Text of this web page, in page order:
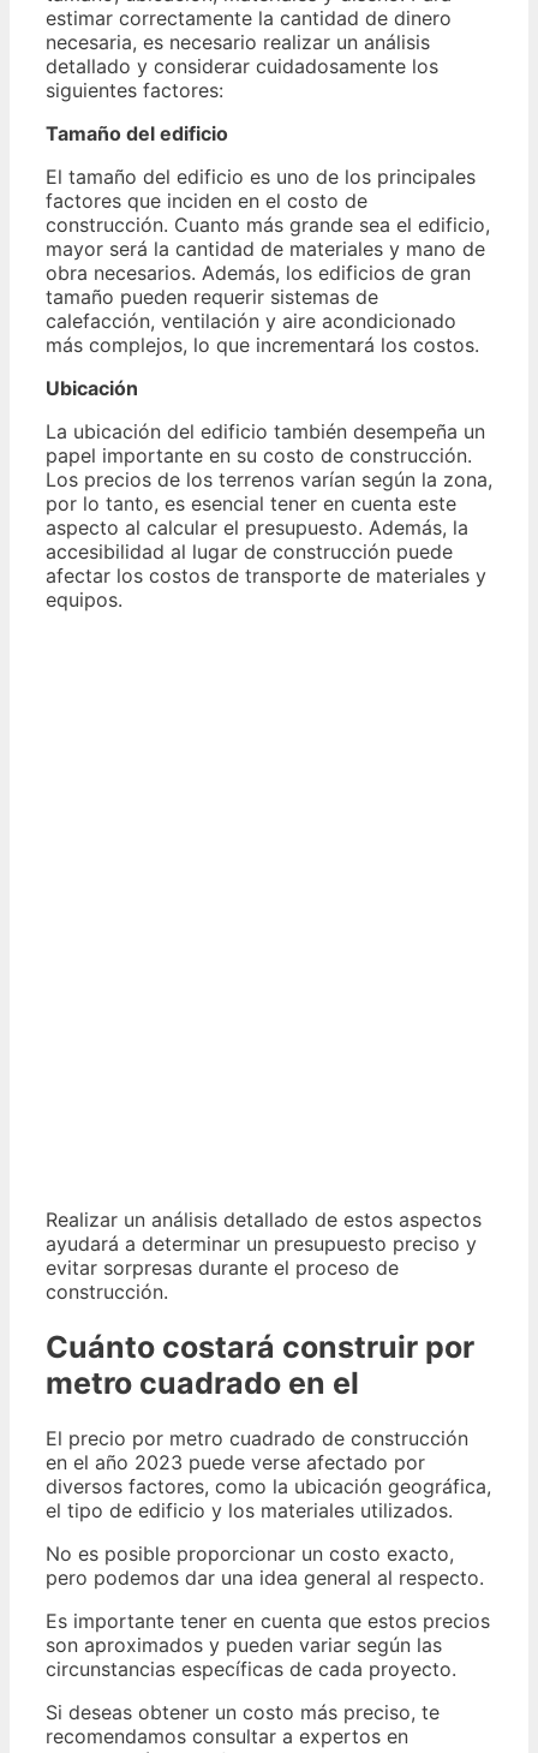
estimar correctamente la cantidad de dinero
necesaria, es necesario realizar un análisis
detallado y considerar cuidadosamente los
siguientes factores:
Tamaño del edificio
El tamaño del edificio es uno de los principales
factores que inciden en el costo de
construcción. Cuanto más grande sea el edificio,
mayor será la cantidad de materiales y mano de
obra necesarios. Además, los edificios de gran
tamaño pueden requerir sistemas de
calefacción, ventilación y aire acondicionado
más complejos, lo que incrementará los costos.
Ubicación
La ubicación del edificio también desempeña un
papel importante en su costo de construcción.
Los precios de los terrenos varían según la zona,
por lo tanto, es esencial tener en cuenta este
aspecto al calcular el presupuesto. Además, la
accesibilidad al lugar de construcción puede
afectar los costos de transporte de materiales y
equipos.
Realizar un análisis detallado de estos aspectos
ayudará a determinar un presupuesto preciso y
evitar sorpresas durante el proceso de
construcción.
Cuánto costará construir por
metro cuadrado en el
El precio por metro cuadrado de construcción
en el año 2023 puede verse afectado por
diversos factores, como la ubicación geográfica,
el tipo de edificio y los materiales utilizados.
No es posible proporcionar un costo exacto,
pero podemos dar una idea general al respecto.
Es importante tener en cuenta que estos precios
son aproximados y pueden variar según las
circunstancias específicas de cada proyecto.
Si deseas obtener un costo más preciso, te
recomendamos consultar a expertos en